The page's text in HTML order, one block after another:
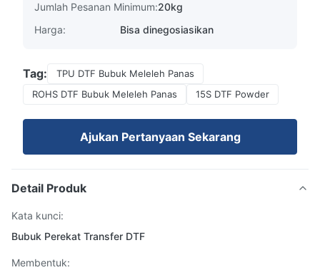
Jumlah Pesanan Minimum:20kg
Harga:
Bisa dinegosiasikan
Tag:
TPU DTF Bubuk Meleleh Panas
ROHS DTF Bubuk Meleleh Panas
15S DTF Powder
Ajukan Pertanyaan Sekarang
Detail Produk
Kata kunci:
Bubuk Perekat Transfer DTF
Membentuk: